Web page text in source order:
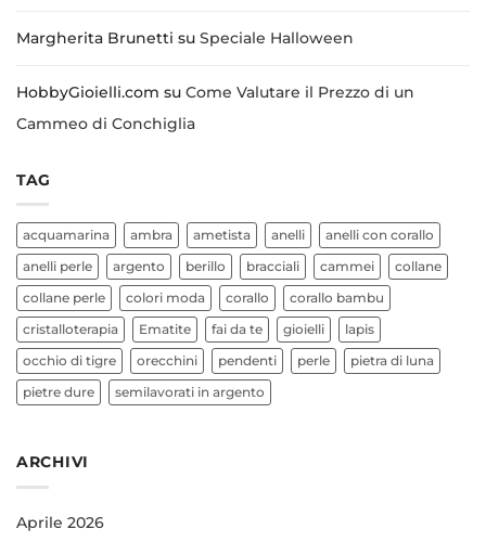
Margherita Brunetti su Speciale Halloween
HobbyGioielli.com su Come Valutare il Prezzo di un
Cammeo di Conchiglia
TAG
acquamarina ambra ametista anelli anelli con corallo
anelli perle argento berillo bracciali cammei collane
collane perle colori moda corallo corallo bambu
cristalloterapia Ematite fai da te gioielli lapis
occhio di tigre orecchini pendenti perle pietra di luna
pietre dure semilavorati in argento
ARCHIVI
Aprile 2026